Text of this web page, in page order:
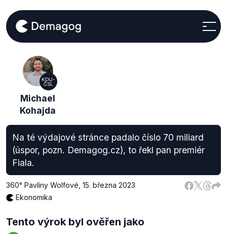
KDU-
ČSL
Michael
Kohajda
Na té výdajové stránce padalo číslo 70 miliard
(úspor, pozn. Demagog.cz), to řekl pan premiér
Fiala.
360° Pavlíny Wolfové 15. března 2023
Ekonomika
Tento výrok byl ověřen jako